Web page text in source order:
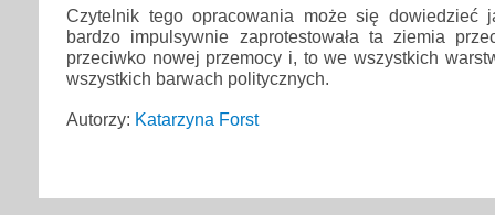
Czytelnik tego opracowania może się dowiedzieć
bardzo impulsywnie zaprotestowała ta ziemia
przeciwko nowej przemocy i, to we wszystkich
wszystkich barwach politycznych.
Autorzy: Katarzyna Forst